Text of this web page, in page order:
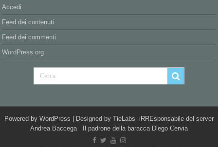
Accedi
Feed dei contenuti
Feed dei commenti
WordPress.org
Powered by WordPress | Designed by TieLabs iRREsponsabile del server
Andrea Baccega Il padrone della baracca Diego Cervia